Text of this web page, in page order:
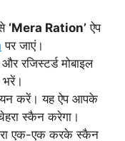
‘Mera Ration’ ऐप
पर जाएं।
रजिस्टर्ड मोबाइल
करें। यह ऐप आपके
स्कैन करेगा।
एक-एक करके स्कैन